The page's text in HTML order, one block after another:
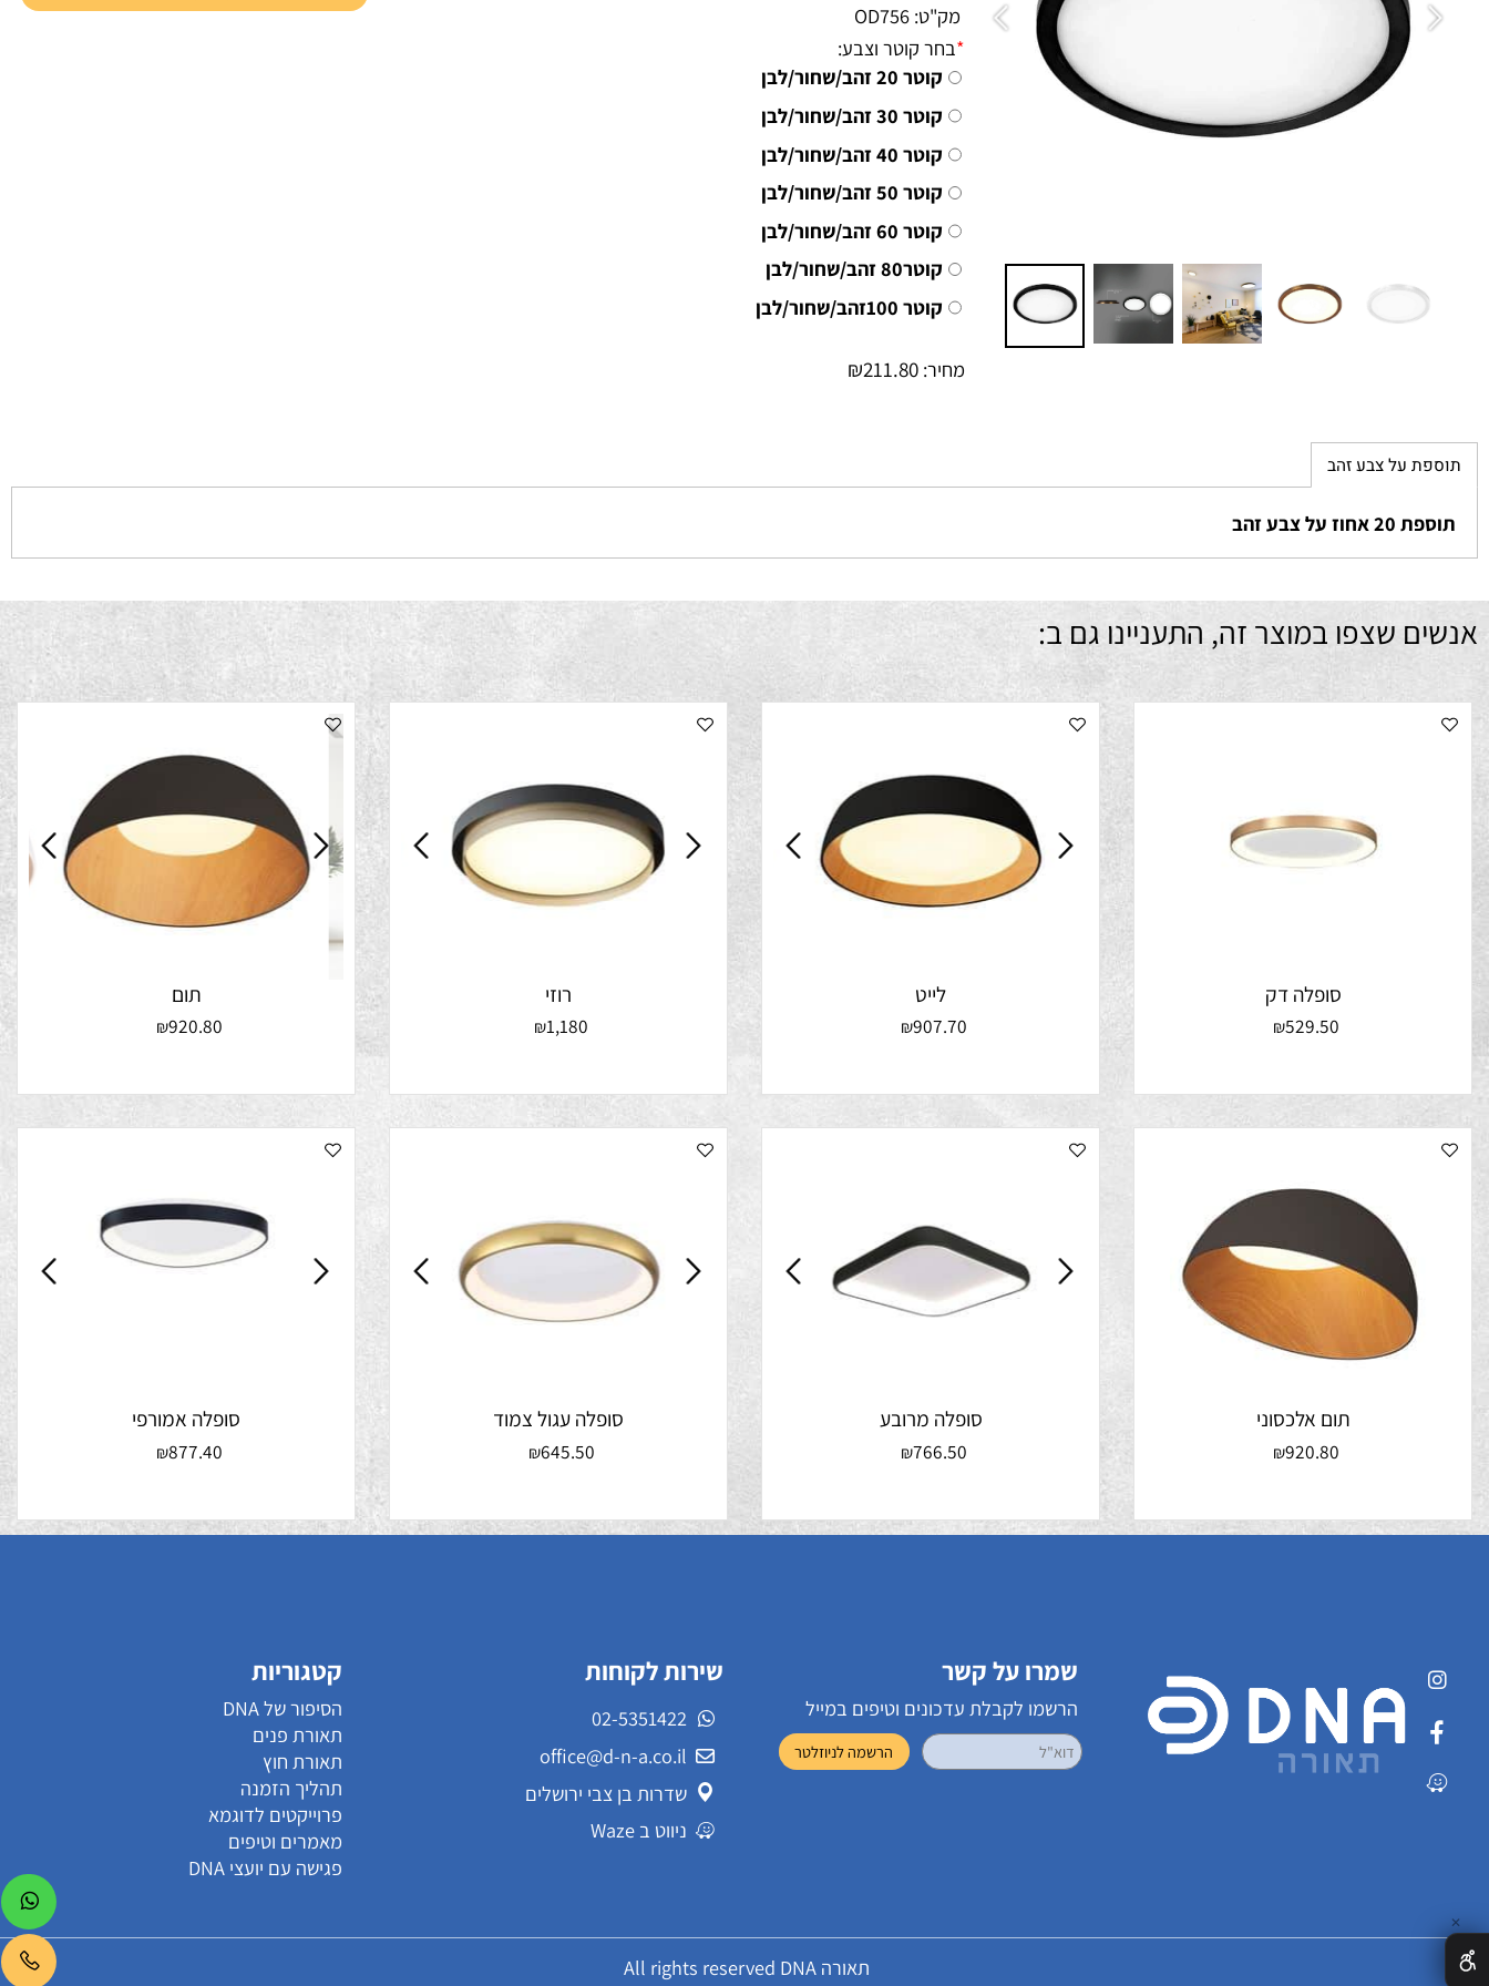
דרגת אטימות IP 20
מק"ט: OD756
בחר קוטר וצבע:
קוטר 30 זהב/שחור/לבן
קוטר 40 זהב/שחור/לבן
קוטר 50 זהב/שחור/לבן
קוטר 60 זהב/שחור/לבן
קוטר80 זהב/שחור/לבן
על צבע זהב
שצפו במוצר זה, התעניינו גם ב:
₪529.50
₪907.70
₪1,180
₪920.80
₪920.80
₪766.50
₪645.50
₪877.40
שמרו על קשר שירות לקוחות
02-5351422
קטגוריות
הסיפור של DNA
תאורת פנים
תאורת חוץ
תהליך הזמנה
מאמרים וטיפים